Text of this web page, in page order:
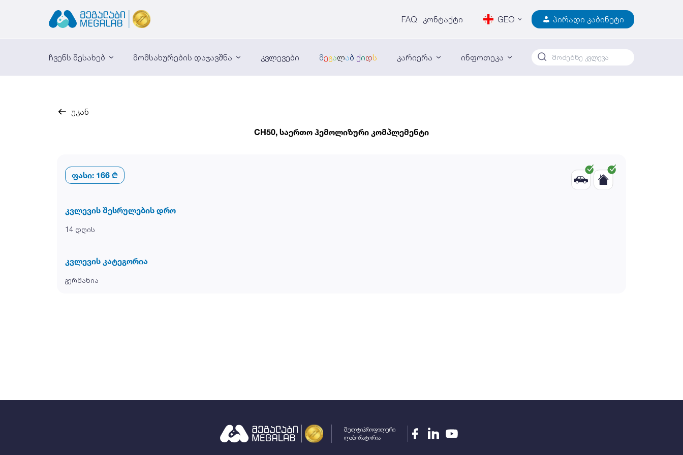
FAQ კონტაქტი GEO პირადი კაბინეტი
ჩვენს შესახებ მომსახურების დაჯავშნა კვლევები მეგალაბ ქიდს კარიერა ინფოთეკა
უკან
CH50, საერთო ჰემოლიზური კომპლემენტი
ფასი: 166 ₾
კვლევის შესრულების დრო
14 დღის
კვლევის კატეგორია
გერმანია
მულტიპროფილური
ლაბორატორია